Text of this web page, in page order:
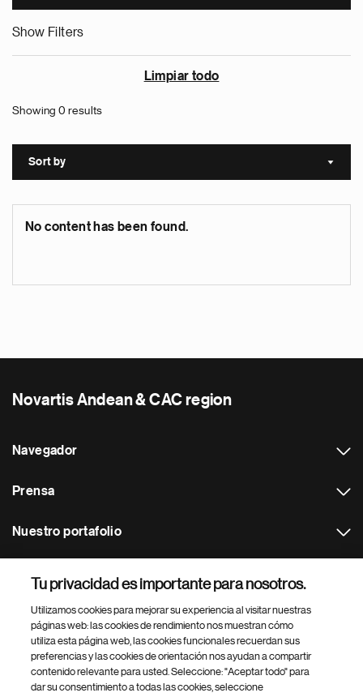
Show Filters
Limpiar todo
Showing 0 results
Sort by Sort
No content has been found.
Novartis Andean & CAC region
Navegador
Prensa
Nuestro portafolio
Footer Site Search
Tu privacidad es importante para nosotros.
Utilizamos cookies para mejorar su experiencia al visitar nuestras
páginas web: las cookies de rendimiento nos muestran cómo
utiliza esta página web, las cookies funcionales recuerdan sus
preferencias y las cookies de orientación nos ayudan a compartir
contenido relevante para usted. Seleccione: "Aceptar todo" para
dar su consentimiento a todas las cookies, seleccione